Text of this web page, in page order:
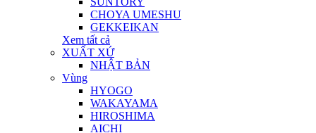
CHOYA UMESHU
GEKKEIKAN
Xem tất cả
XUẤT XỨ
NHẬT BẢN
Vùng
HYOGO
WAKAYAMA
HIROSHIMA
AICHI